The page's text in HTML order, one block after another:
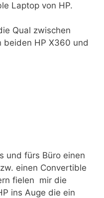
Laptop von HP.
Qual zwischen
beiden HP X360 und
und fürs Büro einen
einen Convertible
fielen mir die
ins Auge die ein